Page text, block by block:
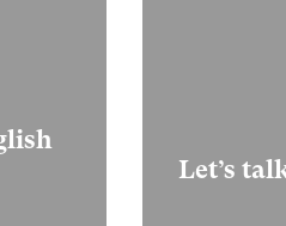
Let’s